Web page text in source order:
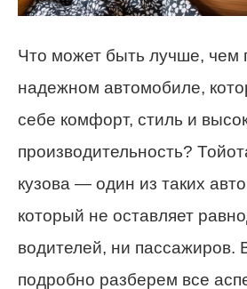
Что может быть лучше, чем
надежном автомобиле,
себе комфорт, стиль и
производительность?
кузова — один из таких
который не оставляет
водителей, ни пассажиров.
подробно разберем все